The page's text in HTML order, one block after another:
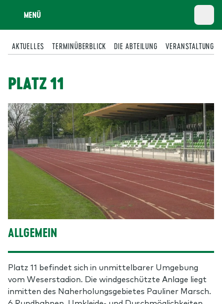
MENÜ
AKTUELLES TERMINÜBERBLICK DIE ABTEILUNG VERANSTALTUNGEN
PLATZ 11
ALLGEMEIN
Platz 11 befindet sich in unmittelbarer Umgebung
vom Weserstadion. Die windgeschützte Anlage liegt
inmitten des Naherholungsgebietes Pauliner Marsch.